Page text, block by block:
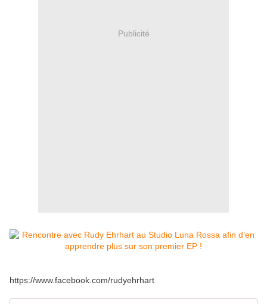
Publicité
https://www.facebook.com/rudyehrhart